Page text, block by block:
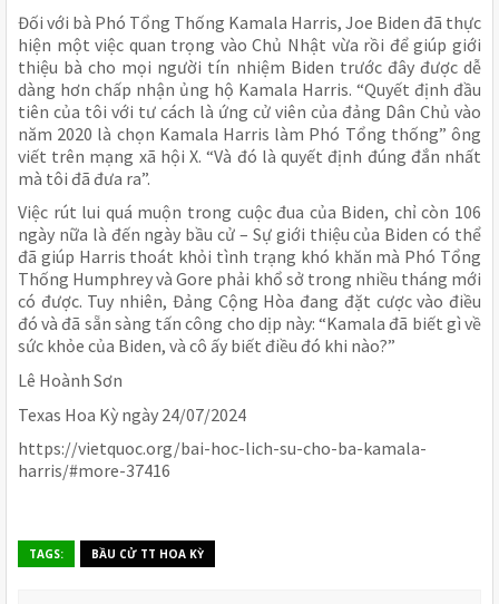
Đối với bà Phó Tổng Thống Kamala Harris, Joe Biden đã thực
hiện một việc quan trọng vào Chủ Nhật vừa rồi để giúp giới
thiệu bà cho mọi người tín nhiệm Biden trước đây được dễ
dàng hơn chấp nhận ủng hộ Kamala Harris. “Quyết định đầu
tiên của tôi với tư cách là ứng cử viên của đảng Dân Chủ vào
năm 2020 là chọn Kamala Harris làm Phó Tổng thống” ông
viết trên mạng xã hội X. “Và đó là quyết định đúng đắn nhất
mà tôi đã đưa ra”.
Việc rút lui quá muộn trong cuộc đua của Biden, chỉ còn 106
ngày nữa là đến ngày bầu cử – Sự giới thiệu của Biden có thể
đã giúp Harris thoát khỏi tình trạng khó khăn mà Phó Tổng
Thống Humphrey và Gore phải khổ sở trong nhiều tháng mới
có được. Tuy nhiên, Đảng Cộng Hòa đang đặt cược vào điều
đó và đã sẵn sàng tấn công cho dịp này: “Kamala đã biết gì về
sức khỏe của Biden, và cô ấy biết điều đó khi nào?”
Lê Hoành Sơn
Texas Hoa Kỳ ngày 24/07/2024
https://vietquoc.org/bai-hoc-lich-su-cho-ba-kamala-
harris/#more-37416
TAGS: BẦU CỬ TT HOA KỲ